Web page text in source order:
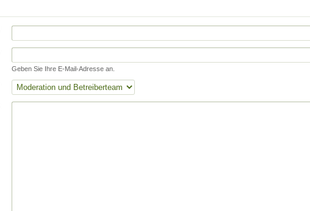
Geben Sie Ihre E-Mail-Adresse an.